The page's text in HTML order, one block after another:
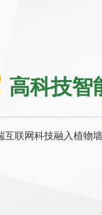
高科技智
互联网科技融入植物